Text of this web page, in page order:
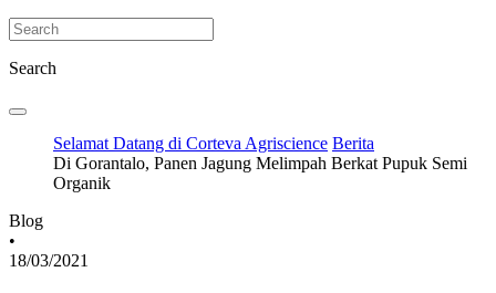
Search
Selamat Datang di Corteva Agriscience Berita
Di Gorantalo, Panen Jagung Melimpah Berkat Pupuk Semi
Organik
Blog
•
18/03/2021